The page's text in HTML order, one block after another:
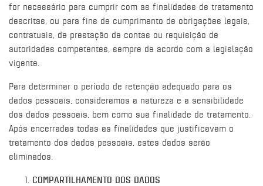
for necessário para cumprir com as finalidades de tratamento
descritas, ou para fins de cumprimento de obrigações legais,
contratuais, de prestação de contas ou requisição de
autoridades competentes, sempre de acordo com a legislação
vigente.
Para determinar o período de retenção adequado para os
dados pessoais, consideramos a natureza e a sensibilidade
dos dados pessoais, bem como sua finalidade de tratamento.
Após encerradas todas as finalidades que justificavam o
tratamento dos dados pessoais, estes dados serão
eliminados.
COMPARTILHAMENTO DOS DADOS